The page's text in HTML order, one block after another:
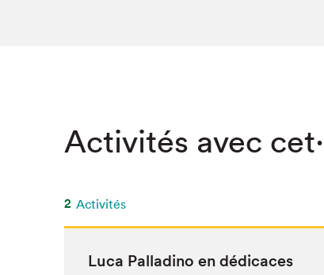
Activités avec
2 Activités
Luca Pal­ladi­no en dédicaces